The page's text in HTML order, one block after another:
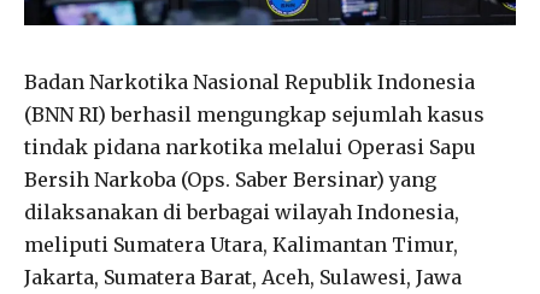
Badan Narkotika Nasional Republik Indonesia
(BNN RI) berhasil mengungkap sejumlah kasus
tindak pidana narkotika melalui Operasi Sapu
Bersih Narkoba (Ops. Saber Bersinar) yang
dilaksanakan di berbagai wilayah Indonesia,
meliputi Sumatera Utara, Kalimantan Timur,
Jakarta, Sumatera Barat, Aceh, Sulawesi, Jawa